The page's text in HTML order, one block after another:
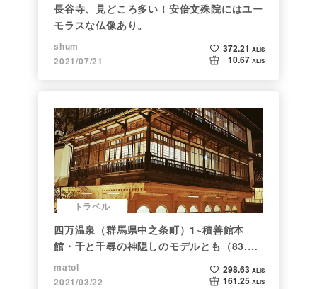
長谷寺、見どころ多い！安倍文殊院にはユー
モラスな仏像あり。
shum
2021/07/21
372.21 ALIS
10.67 ALIS
トラベル
四万温泉（群馬県中之条町）1~積善館本
館・千と千尋の神隠しのモデルとも（83.と
らべるショット）
matol
2021/03/22
298.63 ALIS
161.25 ALIS